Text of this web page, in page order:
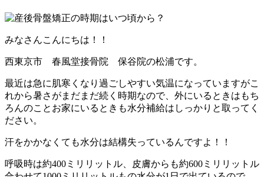
みなさんこんにちは！！
西東京市 春風堂接骨院 保谷院の松浦です。
最近は急に肌寒くなり過ごしやすい気温になっていますがこ
れから暑さがまだまだ続く時期なので、外にいるときはもち
ろんのことお家にいるときも水分補給はしっかりと取ってく
ださい。
汗をかかなくても水分は結構失っているんですよ！！
呼吸時は約400ミリリットル、皮膚からも約600ミリリットル